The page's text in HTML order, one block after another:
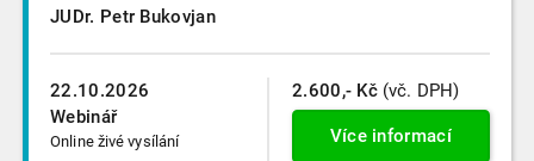
22.10.2026
Webinář
Online živé vysílání
JUDr. Petr Bukovjan
2.600,- Kč (vč. DPH)
Více informací